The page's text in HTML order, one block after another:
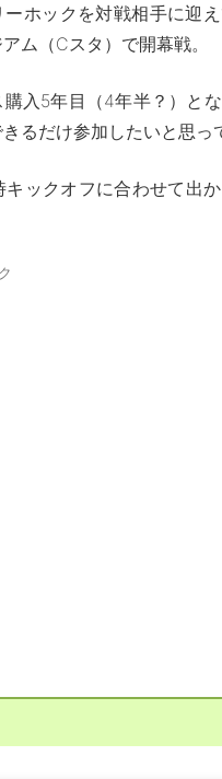
ーホックを対戦相手に迎
ム（Cスタ）で開幕戦。
購入5年目（4年半？）と
るだけ参加したいと思っ
キックオフに合わせて出